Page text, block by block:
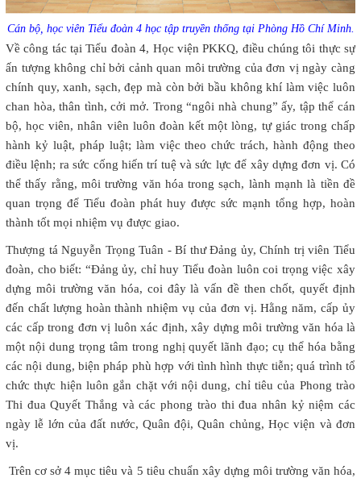
Cán bộ, học viên Tiểu đoàn 4 học tập truyền thống tại Phòng Hồ Chí Minh.
Về công tác tại Tiểu đoàn 4, Học viện PKKQ, điều chúng tôi thực sự
ấn tượng không chỉ bởi cảnh quan môi trường của đơn vị ngày càng
chính quy, xanh, sạch, đẹp mà còn bởi bầu không khí làm việc luôn
chan hòa, thân tình, cởi mở. Trong “ngôi nhà chung” ấy, tập thể cán
bộ, học viên, nhân viên luôn đoàn kết một lòng, tự giác trong chấp
hành kỷ luật, pháp luật; làm việc theo chức trách, hành động theo
điều lệnh; ra sức cống hiến trí tuệ và sức lực để xây dựng đơn vị. Có
thể thấy rằng, môi trường văn hóa trong sạch, lành mạnh là tiền đề
quan trọng để Tiểu đoàn phát huy được sức mạnh tổng hợp, hoàn
thành tốt mọi nhiệm vụ được giao.
Thượng tá Nguyễn Trọng Tuân - Bí thư Đảng ủy, Chính trị viên Tiểu
đoàn, cho biết: “Đảng ủy, chỉ huy Tiểu đoàn luôn coi trọng việc xây
dựng môi trường văn hóa, coi đây là vấn đề then chốt, quyết định
đến chất lượng hoàn thành nhiệm vụ của đơn vị. Hằng năm, cấp ủy
các cấp trong đơn vị luôn xác định, xây dựng môi trường văn hóa là
một nội dung trọng tâm trong nghị quyết lãnh đạo; cụ thể hóa bằng
các nội dung, biện pháp phù hợp với tình hình thực tiễn; quá trình tổ
chức thực hiện luôn gắn chặt với nội dung, chỉ tiêu của Phong trào
Thi đua Quyết Thắng và các phong trào thi đua nhân kỷ niệm các
ngày lễ lớn của đất nước, Quân đội, Quân chủng, Học viện và đơn
vị.
Trên cơ sở 4 mục tiêu và 5 tiêu chuẩn xây dựng môi trường văn hóa,